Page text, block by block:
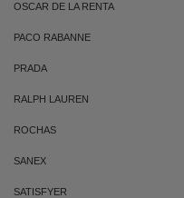
OSCAR DE LA RENTA
PACO RABANNE
PRADA
RALPH LAUREN
ROCHAS
SANEX
SATISFYER